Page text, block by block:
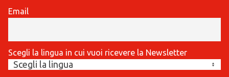
Email
Scegli la lingua in cui vuoi ricevere la Newsletter